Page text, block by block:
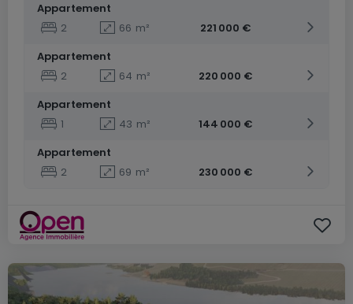
Appartement
2
66 m²
221 000 €
Appartement
2
64 m²
220 000 €
Appartement
1
43 m²
144 000 €
Appartement
2
69 m² 230 000 €